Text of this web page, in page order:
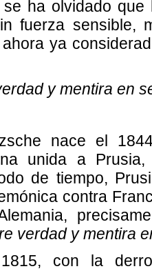
ha olvidado
fuerza sensible,
ya
y mentira en
nace el
unida a
de tiempo,
contra
verdad y mentira
con la